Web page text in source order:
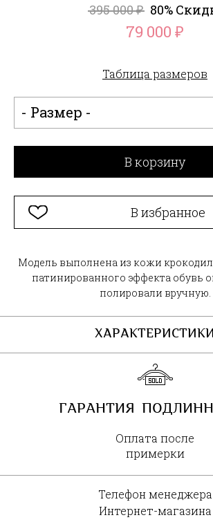
395 000₽ 80%
79 000 ₽
Таблица размеров
- Размер -
В корзину
В избранное
Модель выполнена из кожи
патинированного эффекта обувь
полировали вручную.
ХАРАКТЕРИСТИКИ
ГАРАНТИЯ
Оплата после
примерки
Телефон менеджера
Интернет-магазина